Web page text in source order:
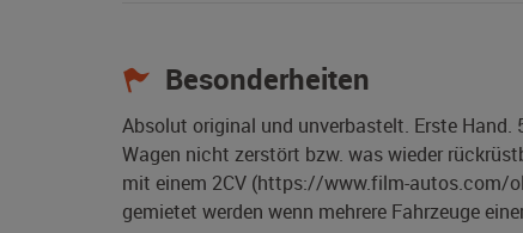
Besonderheiten
Absolut original und unverbastelt. Erste Hand.
Wagen nicht zerstört bzw. was wieder
mit einem 2CV (https://www.film-autos.com/
gemietet werden wenn mehrere Fahrzeuge